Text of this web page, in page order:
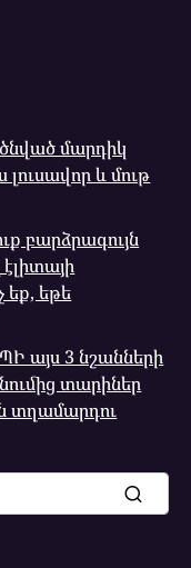
մարդիկ
և մութ
բարձրագույն
եք, եթե
այս 3 նշանների
տարիներ
տղամարդու